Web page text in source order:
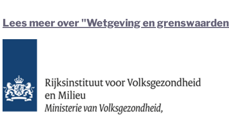
Lees meer over "Wetgeving en